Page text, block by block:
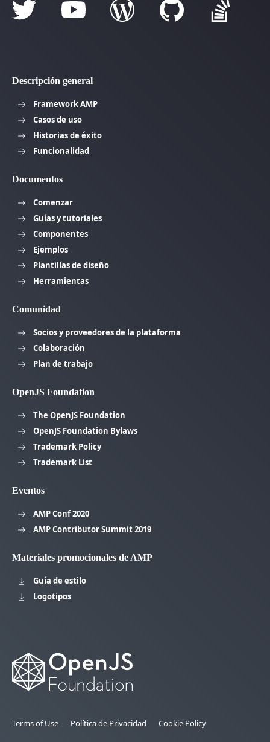
Descripción general
Framework AMP
Casos de uso
Historias de éxito
Funcionalidad
Documentos
Comenzar
Guías y tutoriales
Componentes
Ejemplos
Plantillas de diseño
Herramientas
Comunidad
Socios y proveedores de la plataforma
Colaboración
Plan de trabajo
OpenJS Foundation
The OpenJS Foundation
OpenJS Foundation Bylaws
Trademark Policy
Trademark List
Eventos
AMP Conf 2020
AMP Contributor Summit 2019
Materiales promocionales de AMP
Guía de estilo
Logotipos
Terms of Use Política de Privacidad Cookie Policy